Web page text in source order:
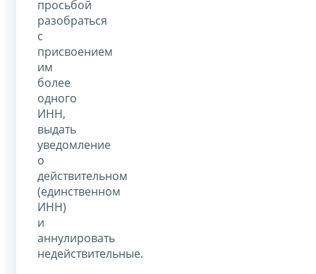
просьбой
разобраться
с
присвоением
им
более
одного
ИНН,
выдать
уведомление
о
действительном
(единственном
ИНН)
и
аннулировать
недействительные.